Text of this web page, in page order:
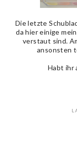
Die letzte
da hier einige
verstaut sind.
ansonsten
Habt ihr